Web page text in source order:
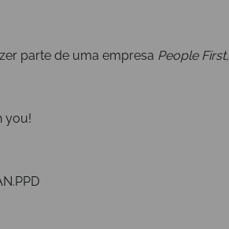
parte de uma empresa People First,
you!